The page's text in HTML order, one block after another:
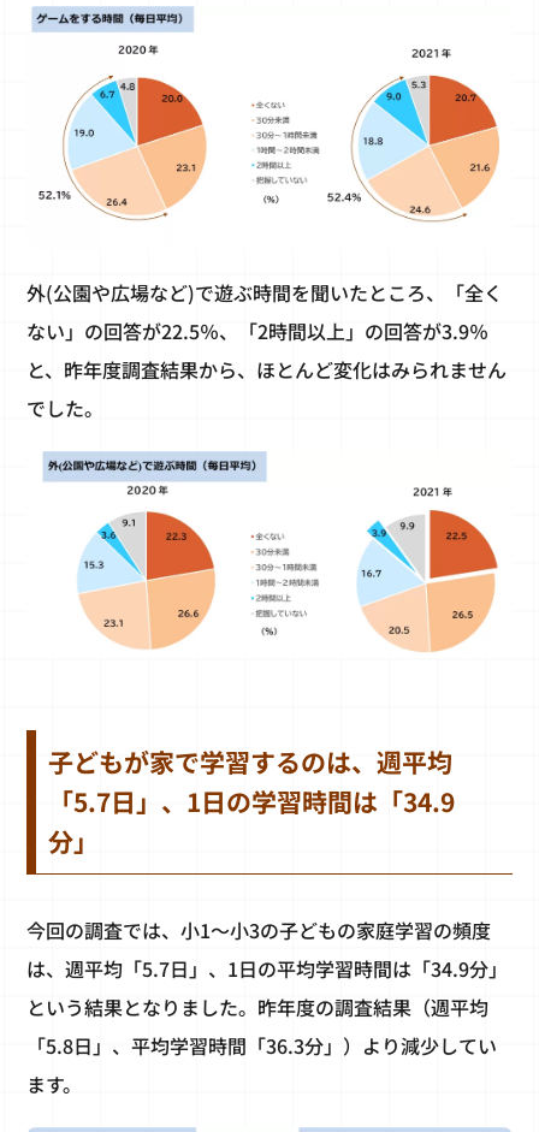
外(公園や広場など)で遊ぶ時間を聞いたところ、「全く
ない」の回答が22.5％、「2時間以上」の回答が3.9％
と、昨年度調査結果から、ほとんど変化はみられません
でした。
子どもが家で学習するのは、週平均
「5.7日」、1日の学習時間は「34.9
分」
今回の調査では、小1～小3の子どもの家庭学習の頻度
は、週平均「5.7日」、1日の平均学習時間は「34.9分」
という結果となりました。昨年度の調査結果（週平均
「5.8日」、平均学習時間「36.3分」）より減少してい
ます。